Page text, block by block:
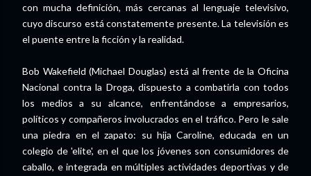
con mucha definición, más cercanas al lenguaje televisivo,
cuyo discurso está constatemente presente. La televisión es
el puente entre la ficción y la realidad.
Bob Wakefield (Michael Douglas) está al frente de la Oficina
Nacional contra la Droga, dispuesto a combatirla con todos
los medios a su alcance, enfrentándose a empresarios,
políticos y compañeros involucrados en el tráfico. Pero le sale
una piedra en el zapato: su hija Caroline, educada en un
colegio de 'elite', en el que los jóvenes son consumidores de
caballo, e integrada en múltiples actividades deportivas y de